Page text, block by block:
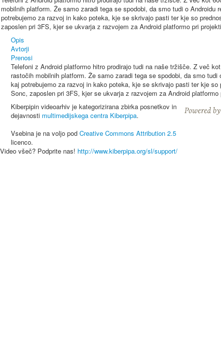
mobilnih platform. Že samo zaradi tega se spodobi, da smo tudi o
potrebujemo za razvoj in kako poteka, kje se skrivajo pasti ter kje so
zaposlen pri 3FS, kjer se ukvarja z razvojem za Android platformo pri
Opis
Avtorji
Prenosi
Telefoni z Android platformo hitro prodirajo tudi na naše tržišče. Z več
rastočih mobilnih platform. Že samo zaradi tega se spodobi, da smo
kaj potrebujemo za razvoj in kako poteka, kje se skrivajo pasti ter kje
Sonc, zaposlen pri 3FS, kjer se ukvarja z razvojem za Android
Kiberpipin videoarhiv je kategorizirana zbirka posnetkov in
dejavnosti multimedijskega centra Kiberpipa.
Vsebina je na voljo pod Creative Commons Attribution 2.5
licenco.
Video všeč? Podprite nas! http://www.kiberpipa.org/sl/support/